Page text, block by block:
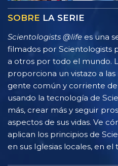
SOBRE LA SERIE
Scientologists @life es una
filmados por Scientologists
a otros por todo el mundo.
proporciona un vistazo a
gente común y corriente
usando la tecnología de
más, crear más y seguir
aspectos de sus vidas. Ve
aplican los principios de
en sus Iglesias locales, en el